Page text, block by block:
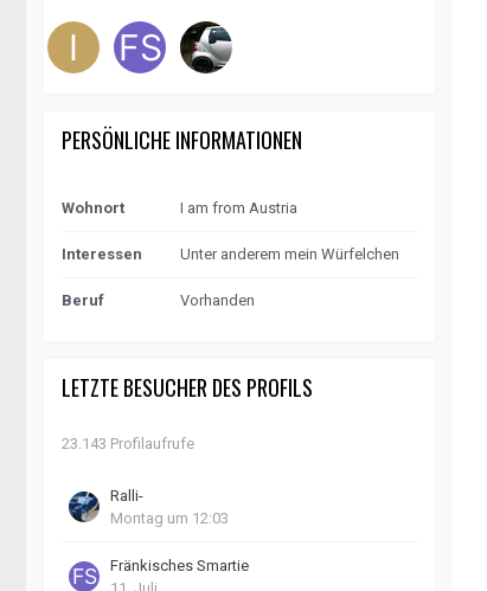
PERSÖNLICHE INFORMATIONEN
Wohnort I am from Austria
Interessen Unter anderem mein Würfelchen
Beruf Vorhanden
LETZTE BESUCHER DES PROFILS
23.143 Profilaufrufe
Ralli-
Montag um 12:03
Fränkisches Smartie